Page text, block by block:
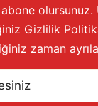
Gizlilik
zaman